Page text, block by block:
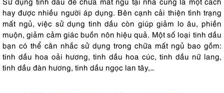
hay được nhiều người áp dụng. Bên cạnh cải thiện tình trạng
mất ngủ, việc sử dụng tinh dầu còn giúp giảm lo âu, phiền
muộn, giảm cảm giác buồn nôn hiệu quả. Một số loại tinh dầu
bạn có thể cân nhắc sử dụng trong chữa mất ngủ bao gồm:
tinh dầu hoa oải hương, tinh dầu hoa cúc, tinh dầu nữ lang,
tinh dầu đàn hương, tinh dầu ngọc lan tây,…